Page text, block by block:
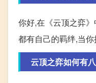
你好,在《云顶之弈
都有自己的羁绊,当你
云顶之弈如何有